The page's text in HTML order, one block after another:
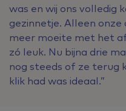
was en wij ons volledig
gezinnetje. Alleen
meer moeite met het
zó leuk. Nu bijna drie
nog steeds of ze terug
klik had was ideaal.”